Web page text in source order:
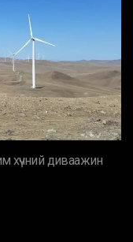
хүчний диваажин